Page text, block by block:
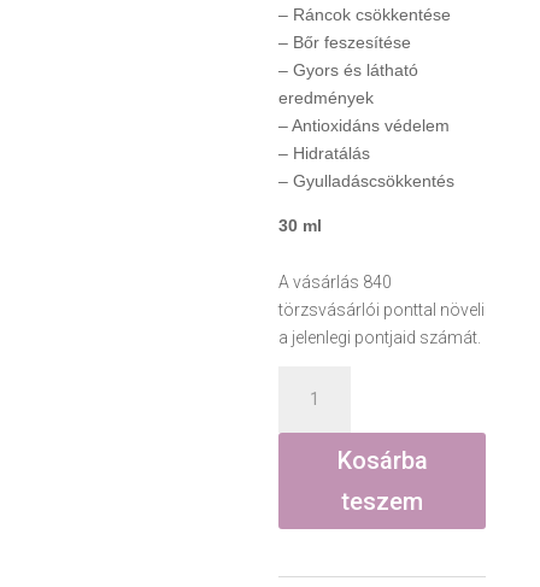
– Ráncok csökkentése
– Bőr feszesítése
– Gyors és látható
eredmények
– Antioxidáns védelem
– Hidratálás
– Gyulladáscsökkentés
30 ml
A vásárlás 840
törzsvásárlói ponttal növeli
a jelenlegi pontjaid számát.
arckrém,
argán,
csipkebogyó,
Argireline
30
Kosárba
teszem